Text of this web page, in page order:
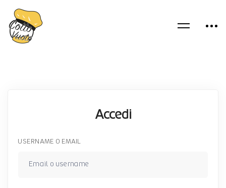
Accedi
USERNAME O EMAIL